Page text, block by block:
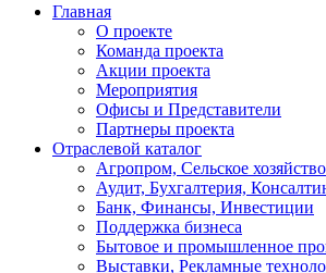
Главная
О проекте
Команда проекта
Акции проекта
Мероприятия
Офисы и Представители
Партнеры проекта
Отраслевой каталог
Агропром, Сельское хозяйство
Аудит, Бухгалтерия,
Банк, Финансы, Инвестиции
Поддержка бизнеса
Бытовое и промышленное
Выставки, Рекламные